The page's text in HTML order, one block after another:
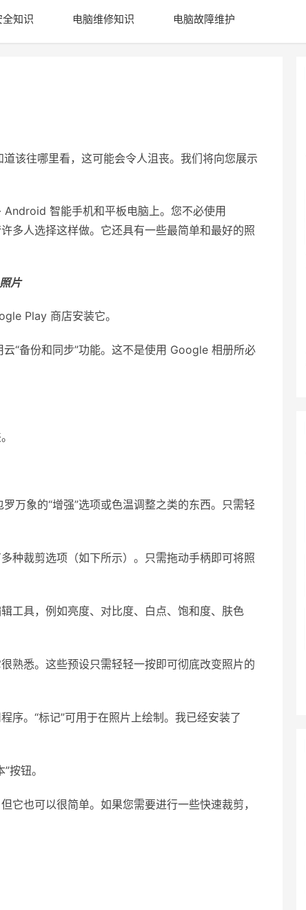
全知识 电脑维修知识 电脑故障维护
该往哪里看，这可能会令人沮丧。我们将向您展示
智能手机和平板电脑上。您不必使用
多人选择这样做。它还具有一些最简单和最好的照
片
Play 商店安装它。
“备份和同步”功能。这不是使用 Gооgle 相册所必
万象的“增强”选项或色温调整之类的东西。只需轻
种裁剪选项（如下所示）。只需拖动手柄即可将照
工具，例如亮度、对比度、白点​​、饱和度、肤色
熟悉。这些预设只需轻轻一按即可彻底改变照片的
序。“标记”可用于在照片上绘制。我已经安装了
按钮。
也可以很简单。如果您需要进行一些快速裁剪，